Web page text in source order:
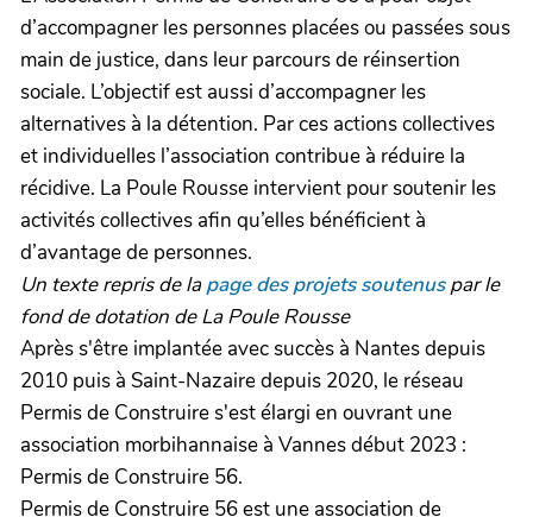
d’accompagner les personnes placées ou passées sous
main de justice, dans leur parcours de réinsertion
sociale. L’objectif est aussi d’accompagner les
alternatives à la détention. Par ces actions collectives
et individuelles l’association contribue à réduire la
récidive. La Poule Rousse intervient pour soutenir les
activités collectives afin qu’elles bénéficient à
d’avantage de personnes.
Un texte repris de lapage des projets soutenuspar le
fond de dotation de La Poule Rousse
Après s'être implantée avec succès à Nantes depuis
2010 puis à Saint-Nazaire depuis 2020, le réseau
Permis de Construire s'est élargi en ouvrant une
association morbihannaise à Vannes début 2023 :
Permis de Construire 56.
Permis de Construire 56 est une association de